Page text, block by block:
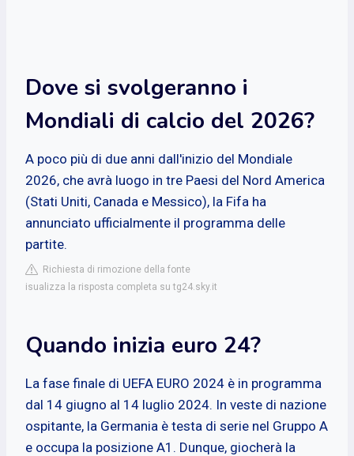
Dove si svolgeranno i
Mondiali di calcio del 2026?
A poco più di due anni dall'inizio del Mondiale
2026, che avrà luogo in tre Paesi del Nord America
(Stati Uniti, Canada e Messico), la Fifa ha
annunciato ufficialmente il programma delle
partite.
Richiesta di rimozione della fonte
isualizza la risposta completa su tg24.sky.it
Quando inizia euro 24?
La fase finale di UEFA EURO 2024 è in programma
dal 14 giugno al 14 luglio 2024. In veste di nazione
ospitante, la Germania è testa di serie nel Gruppo A
e occupa la posizione A1. Dunque, giocherà la